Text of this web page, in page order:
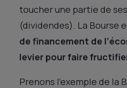
toucher une partie de
(dividendes). La Bourse
de financement de
levier pour faire
Prenons l’exemple de la